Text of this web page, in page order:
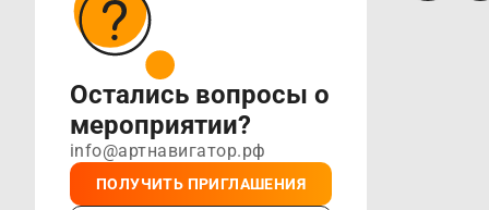
Остались вопросы о
мероприятии?
info@артнавигатор.рф
ПОЛУЧИТЬ ПРИГЛАШЕНИЯ